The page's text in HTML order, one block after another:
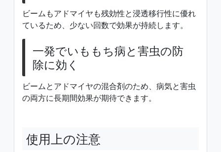
ビームもアドマイヤも残効性と浸透移行性に優れ
ているため、少ない回数で効果が持続します。
一発でいももち病と害虫の防
除に効く
ビームとアドマイヤの混合剤のため、病気と害虫
の両方に長期間効果が期待できます。
使用上の注意